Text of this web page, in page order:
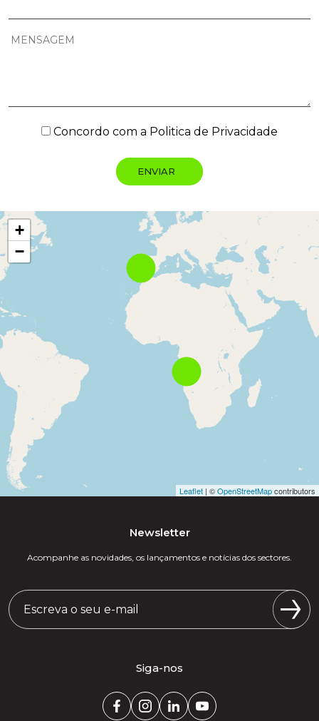
Concordo com a Politica de Privacidade
+
−
Leaflet | ©OpenStreetMapcontributors
Newsletter
Acompanhe as novidades, os lançamentos e notícias dos sectores.
Siga-nos